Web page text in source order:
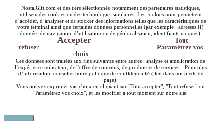
NostalGift.com et des tiers sélectionnés, notamment des partenaires statistiques,
utilisent des cookies ou des technologies similaires. Les cookies nous permettent
d’accéder, d’analyser et de stocker des informations telles que les caractéristiques de
votre terminal ainsi que certaines données personnelles (par exemple : adresses IP,
données de navigation, d’utilisation ou de géolocalisation, identifiants uniques).
Accepter
Tout
refuser
Paramétrez vos
choix
Ces données sont traitées aux fins suivantes entre autres : analyse et amélioration de
l’expérience utilisateur, de l'offre de contenus, de produits et de services... Pour plus
d’information, consulter notre politique de confidentialité (lien dans nos pieds de
page).
Vous pouvez exprimer vos choix en cliquant sur "Tout accepter", "Tout refuser" ou
"Paramétrez vos choix", et les modifier à tout moment sur notre site.